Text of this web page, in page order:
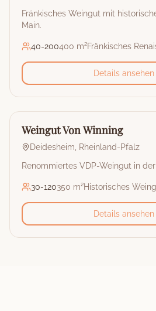
Fränkisches Weingut mit
Main.
40-200400 m²Fränkisches
Details ansehen
🏰
Weingut
Weingut Von Winning
Deidesheim
Rheinland-Pfalz
Renommiertes VDP-Weingut in
30-120350 m²Historisches
Details ansehen